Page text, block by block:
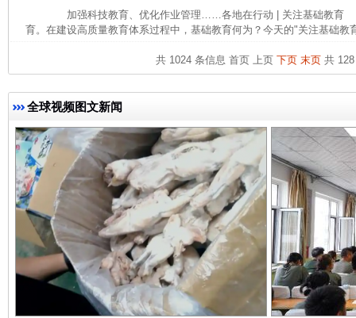
加强科技教育、优化作业管理……各地在行动 | 关注基础教育
育。在建设高质量教育体系过程中，基础教育何为？今天的"关注基础教
共 1024 条信息 首页 上页 下页 末页共 128
全球视频图文新闻
东山县通报“牛蛙产品抗生素超标问题” 法